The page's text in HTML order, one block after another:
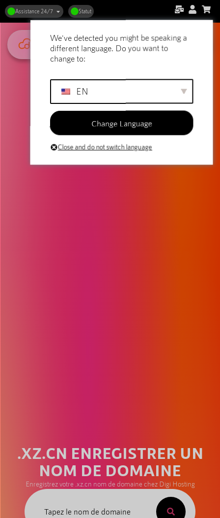
Assistance 24/7 Statut
.XZ.CN ENREGISTRER UN
NOM DE DOMAINE
Enregistrez votre .xz.cn nom de domaine chez Digi Hosting
We've detected you might be speaking a
different language. Do you want to
change to:
EN
Change Language
Close and do not switch language